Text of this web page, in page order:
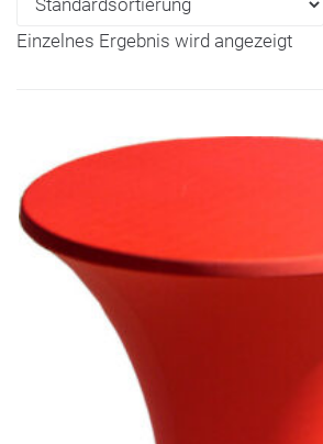
Einzelnes Ergebnis wird angezeigt